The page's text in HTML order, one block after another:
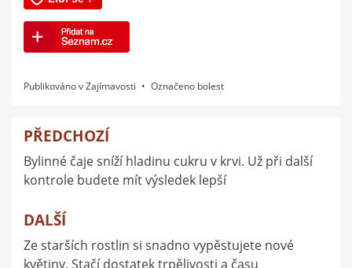
Publikováno vZajímavosti Označeno bolest
Navigace
pro
příspěvek
PŘEDCHOZÍ
Bylinné čaje sníží hladinu cukru v krvi. Už při další
kontrole budete mít výsledek lepší
DALŠÍ
Ze starších rostlin si snadno vypěstujete nové
květiny. Stačí dostatek trpělivosti a času